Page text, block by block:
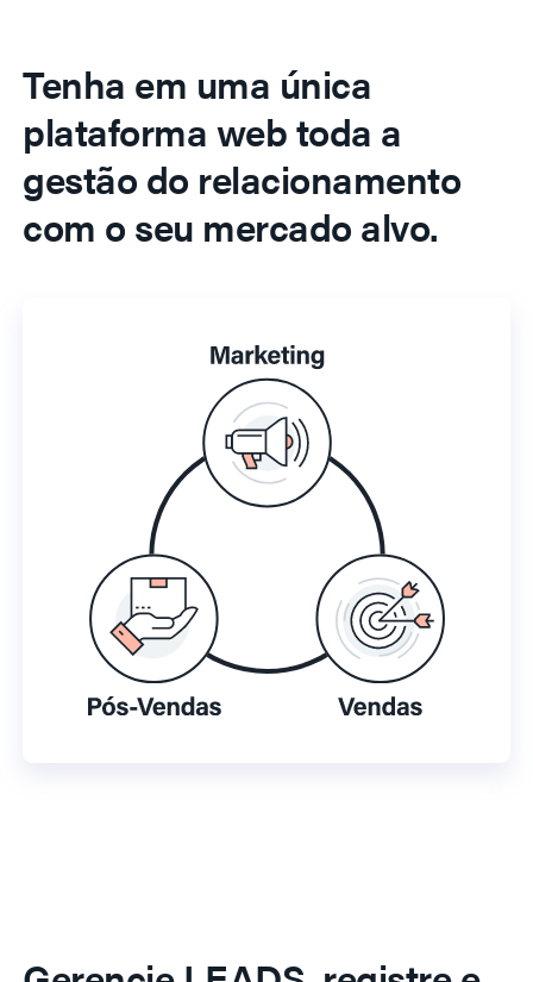
Tenha em uma única
plataforma web toda a
gestão do relacionamento
com o seu mercado alvo.